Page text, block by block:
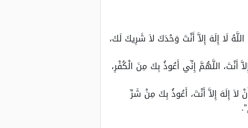
لَا إِلَهَ إِلاَّ أَنْتَ وَحْدَكَ لاَ شَرِيكَ لَكَ،
اللَّهُمَّ إِنِّي أَعُوذُ بِكَ مِنَ الْكُفْرِ،
إِلَهَ إِلاَّ أَنْتَ، أَعُوذُ بِكَ مِنْ شَرِّ